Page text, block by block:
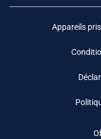
Appareils